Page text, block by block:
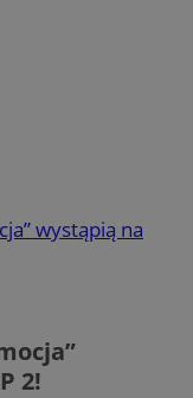
wystąpią na
2!